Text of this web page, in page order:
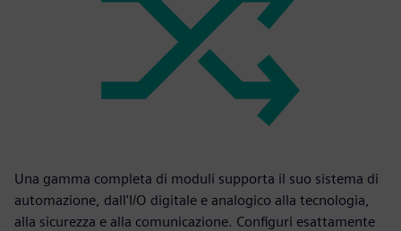
Una gamma completa di moduli supporta il suo sistema di
automazione, dall'I/O digitale e analogico alla tecnologia,
alla sicurezza e alla comunicazione. Configuri esattamente